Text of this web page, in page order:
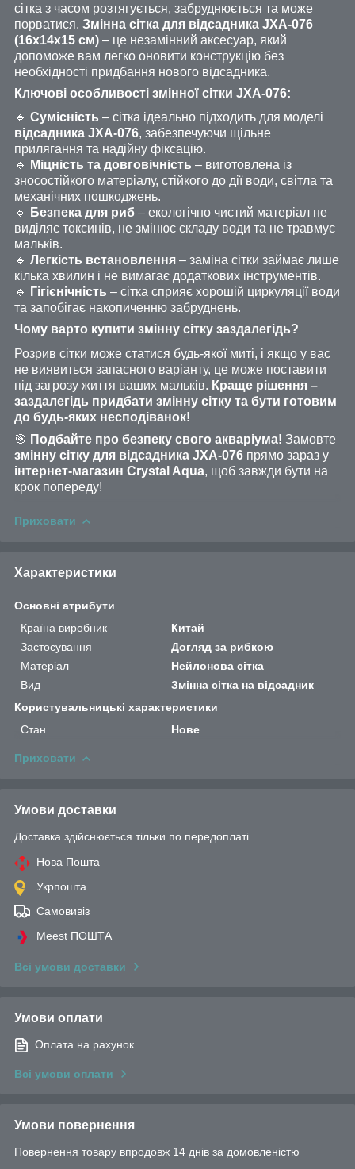
сітка з часом розтягується, забруднюється та може
порватися. Змінна сітка для відсадника JXA-076
(16х14х15 см) – це незамінний аксесуар, який
допоможе вам легко оновити конструкцію без
необхідності придбання нового відсадника.
Ключові особливості змінної сітки JXA-076:
🔹 Сумісність – сітка ідеально підходить для моделі
відсадника JXA-076, забезпечуючи щільне
прилягання та надійну фіксацію.
🔹
Міцність та довговічність – виготовлена ​​із
зносостійкого матеріалу, стійкого до дії води, світла та
механічних пошкоджень.
🔹
Безпека для риб – екологічно чистий матеріал не
виділяє токсинів, не змінює складу води та не травмує
мальків.
🔹 Легкість встановлення – заміна сітки займає лише
кілька хвилин і не вимагає додаткових інструментів.
🔹
Гігієнічність – сітка сприяє хорошій циркуляції води
та запобігає накопиченню забруднень.
Чому варто купити змінну сітку заздалегідь?
Розрив сітки може статися будь-якої миті, і якщо у вас
не виявиться запасного варіанту, це може поставити
під загрозу життя ваших мальків. Краще рішення –
заздалегідь придбати змінну сітку та бути готовим
до будь-яких несподіванок!
🎯 Подбайте про безпеку свого акваріума! Замовте
змінну сітку для відсадника JXA-076 прямо зараз у
інтернет-магазин Crystal Aqua, щоб завжди бути на
крок попереду!
Приховати
Характеристики
Основні атрибути
Країна виробник
Китай
Застосування
Догляд за рибкою
Матеріал
Нейлонова сітка
Вид
Змінна сітка на відсадник
Користувальницькі характеристики
Стан
Нове
Приховати
Умови доставки
Доставка здійснюється тільки по передоплаті.
Нова Пошта
Укрпошта
Самовивіз
Meest ПОШТА
Всі умови доставки
Умови оплати
Оплата на рахунок
Всі умови оплати
Умови повернення
Повернення товару впродовж 14 днів за домовленістю